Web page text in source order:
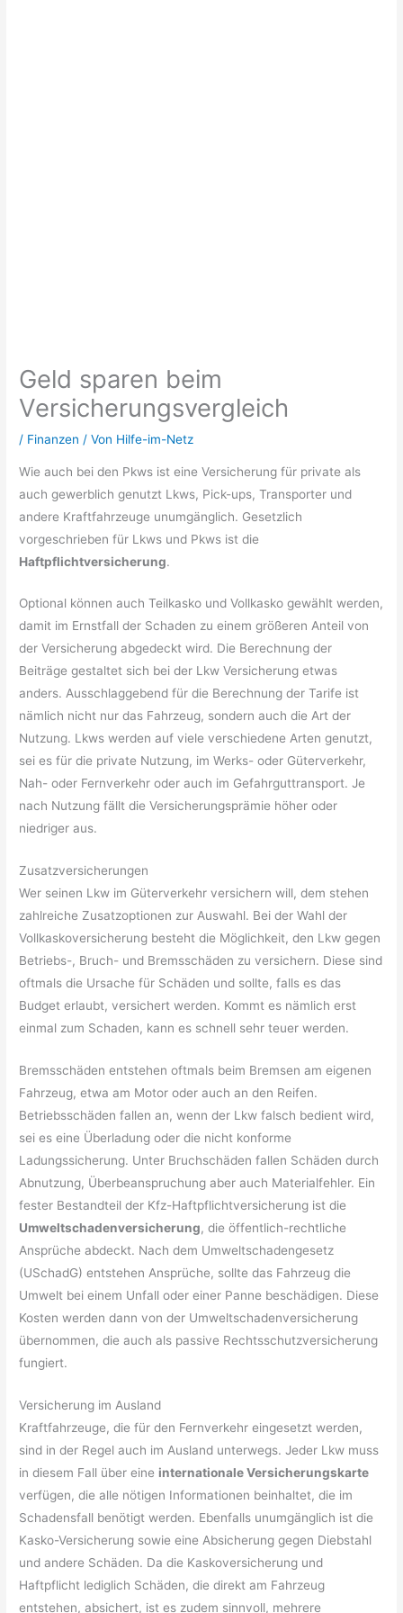
Geld sparen beim
Versicherungsvergleich
/ Finanzen / Von Hilfe-im-Netz
Wie auch bei den Pkws ist eine Versicherung für private als
auch gewerblich genutzt Lkws, Pick-ups, Transporter und
andere Kraftfahrzeuge unumgänglich. Gesetzlich
vorgeschrieben für Lkws und Pkws ist die
Haftpflichtversicherung.
Optional können auch Teilkasko und Vollkasko gewählt werden,
damit im Ernstfall der Schaden zu einem größeren Anteil von
der Versicherung abgedeckt wird. Die Berechnung der
Beiträge gestaltet sich bei der Lkw Versicherung etwas
anders. Ausschlaggebend für die Berechnung der Tarife ist
nämlich nicht nur das Fahrzeug, sondern auch die Art der
Nutzung. Lkws werden auf viele verschiedene Arten genutzt,
sei es für die private Nutzung, im Werks- oder Güterverkehr,
Nah- oder Fernverkehr oder auch im Gefahrguttransport. Je
nach Nutzung fällt die Versicherungsprämie höher oder
niedriger aus.
Zusatzversicherungen
Wer seinen Lkw im Güterverkehr versichern will, dem stehen
zahlreiche Zusatzoptionen zur Auswahl. Bei der Wahl der
Vollkaskoversicherung besteht die Möglichkeit, den Lkw gegen
Betriebs-, Bruch- und Bremsschäden zu versichern. Diese sind
oftmals die Ursache für Schäden und sollte, falls es das
Budget erlaubt, versichert werden. Kommt es nämlich erst
einmal zum Schaden, kann es schnell sehr teuer werden.
Bremsschäden entstehen oftmals beim Bremsen am eigenen
Fahrzeug, etwa am Motor oder auch an den Reifen.
Betriebsschäden fallen an, wenn der Lkw falsch bedient wird,
sei es eine Überladung oder die nicht konforme
Ladungssicherung. Unter Bruchschäden fallen Schäden durch
Abnutzung, Überbeanspruchung aber auch Materialfehler. Ein
fester Bestandteil der Kfz-Haftpflichtversicherung ist die
Umweltschadenversicherung, die öffentlich-rechtliche
Ansprüche abdeckt. Nach dem Umweltschadengesetz
(USchadG) entstehen Ansprüche, sollte das Fahrzeug die
Umwelt bei einem Unfall oder einer Panne beschädigen. Diese
Kosten werden dann von der Umweltschadenversicherung
übernommen, die auch als passive Rechtsschutzversicherung
fungiert.
Versicherung im Ausland
Kraftfahrzeuge, die für den Fernverkehr eingesetzt werden,
sind in der Regel auch im Ausland unterwegs. Jeder Lkw muss
in diesem Fall über eine internationale Versicherungskarte
verfügen, die alle nötigen Informationen beinhaltet, die im
Schadensfall benötigt werden. Ebenfalls unumgänglich ist die
Kasko-Versicherung sowie eine Absicherung gegen Diebstahl
und andere Schäden. Da die Kaskoversicherung und
Haftpflicht lediglich Schäden, die direkt am Fahrzeug
entstehen, absichert, ist es zudem sinnvoll, mehrere